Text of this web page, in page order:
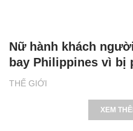
THẾ GIỚI
Nữ hành khách
bay Philippines vì bị
XEM